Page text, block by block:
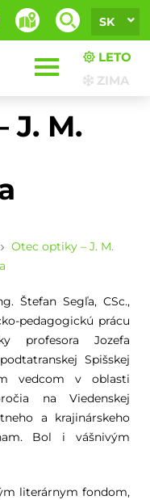
SK
LETO
ZIMA
J. M.
Otec optiky – J. M.
Štefan Segľa, CSc.,
pedagogickú prácu
profesora Jozefa
Spišskej
vedcom v oblasti
na Viedenskej
a krajinárskeho
Bol i vášnivým
literárnym fondom,